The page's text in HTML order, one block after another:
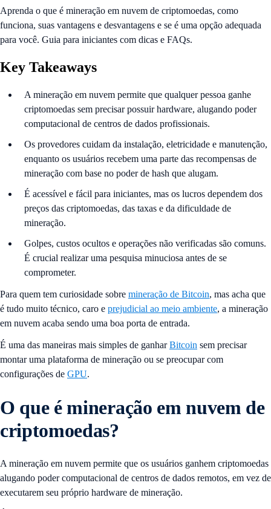
Aprenda o que é mineração em nuvem de criptomoedas, como
funciona, suas vantagens e desvantagens e se é uma opção adequada
para você. Guia para iniciantes com dicas e FAQs.
Key Takeaways
A mineração em nuvem permite que qualquer pessoa ganhe
criptomoedas sem precisar possuir hardware, alugando poder
computacional de centros de dados profissionais.
Os provedores cuidam da instalação, eletricidade e manutenção,
enquanto os usuários recebem uma parte das recompensas de
mineração com base no poder de hash que alugam.
É acessível e fácil para iniciantes, mas os lucros dependem dos
preços das criptomoedas, das taxas e da dificuldade de
mineração.
Golpes, custos ocultos e operações não verificadas são comuns.
É crucial realizar uma pesquisa minuciosa antes de se
comprometer.
Para quem tem curiosidade sobre mineração de Bitcoin, mas acha que
é tudo muito técnico, caro e prejudicial ao meio ambiente, a mineração
em nuvem acaba sendo uma boa porta de entrada.
É uma das maneiras mais simples de ganharBitcoin sem precisar
montar uma plataforma de mineração ou se preocupar com
configurações de GPU.
O que é mineração em nuvem de
criptomoedas?
A mineração em nuvem permite que os usuários ganhem criptomoedas
alugando poder computacional de centros de dados remotos, em vez de
executarem seu próprio hardware de mineração.